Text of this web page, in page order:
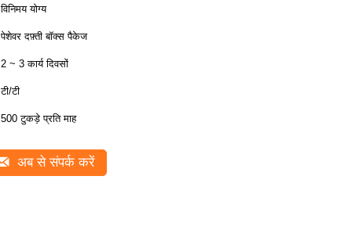
विनिमय योग्य
पेशेवर दफ़्ती बॉक्स पैकेज
2 ~ 3 कार्य दिवसों
टी/टी
500 टुकड़े प्रति माह
अब से संपर्क करें